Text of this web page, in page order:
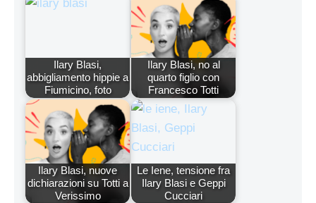
Ilary Blasi,
abbigliamento hippie a
Fiumicino, foto
Ilary Blasi, no al
quarto figlio con
Francesco Totti
Ilary Blasi, nuove
dichiarazioni su Totti a
Verissimo
Le Iene, tensione fra
Ilary Blasi e Geppi
Cucciari